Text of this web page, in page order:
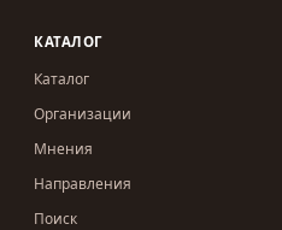
КАТАЛОГ
Каталог
Организации
Мнения
Направления
Поиск